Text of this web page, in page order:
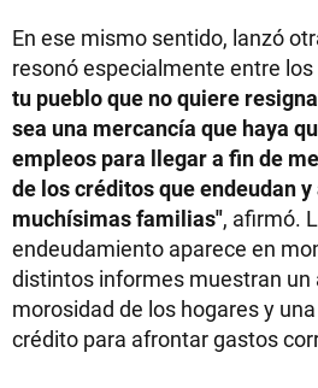
En ese mismo sentido, lanzó
resonó especialmente entre
tu pueblo que no quiere
sea una mercancía que haya
empleos para llegar a fin de
de los créditos que endeudan
muchísimas familias", afirmó.
endeudamiento aparece en
distintos informes muestran un
morosidad de los hogares y
crédito para afrontar gastos